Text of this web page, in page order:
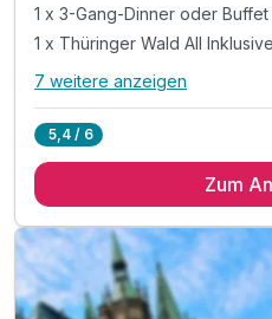
1 x 3-Gang-Dinner oder Buffet
1 x Thüringer Wald All
Alle Inklusivleistungen
2 x reichhaltiges
1 x Thüringer Wald All Inklusive
* Eintritt in das H2Oberhof
* Eintritt in das SAALEMAXX
7 weitere anzeigen
5,4 / 6
Zum